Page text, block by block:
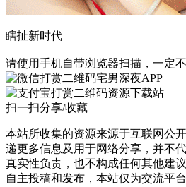
瞎扯新时代
请使用手机自带浏览器扫描，一定
宅男深夜APP
资源下载站
扫一扫分享/收藏
本站所收集的资源来源于互联网公
递更多信息及用于网络分享，并不
真实性负责，也不构成任何其他建
自主投稿和发布，本站仅为交流平